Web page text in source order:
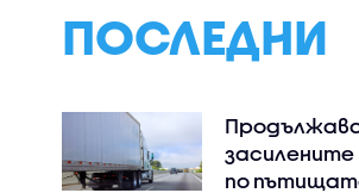
ПОСЛЕДНИ
засилените
по